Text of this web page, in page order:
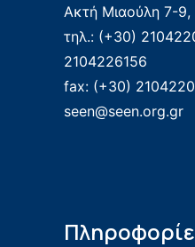
Ακτή Μιαούλη 7-9,
τηλ.: (+30)
2104226156
fax: (+30)
seen@seen.org.gr